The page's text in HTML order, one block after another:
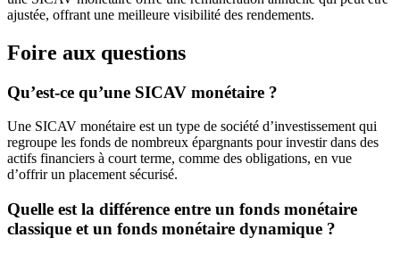
ajustée, offrant une meilleure visibilité des rendements.
Foire aux questions
Qu’est-ce qu’une SICAV monétaire ?
Une SICAV monétaire est un type de société d’investissement qui
regroupe les fonds de nombreux épargnants pour investir dans des
actifs financiers à court terme, comme des obligations, en vue
d’offrir un placement sécurisé.
Quelle est la différence entre un fonds monétaire
classique et un fonds monétaire dynamique ?